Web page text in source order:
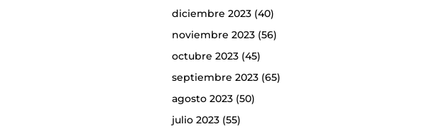
diciembre 2023(40)
noviembre 2023(56)
octubre 2023(45)
septiembre 2023(65)
agosto 2023(50)
julio 2023(55)